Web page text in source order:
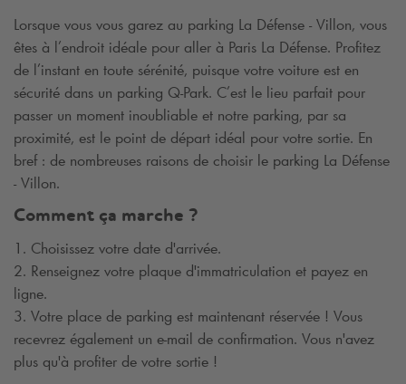
Lorsque vous vous garez au parking La Défense - Villon, vous
êtes à l’endroit idéale pour aller à Paris La Défense. Profitez
de l’instant en toute sérénité, puisque votre voiture est en
sécurité dans un parking Q-Park. C’est le lieu parfait pour
passer un moment inoubliable et notre parking, par sa
proximité, est le point de départ idéal pour votre sortie. En
bref : de nombreuses raisons de choisir le parking La Défense
- Villon.
Comment ça marche ?
1. Choisissez votre date d'arrivée.
2. Renseignez votre plaque d'immatriculation et payez en
ligne.
3. Votre place de parking est maintenant réservée ! Vous
recevrez également un e-mail de confirmation. Vous n'avez
plus qu'à profiter de votre sortie !